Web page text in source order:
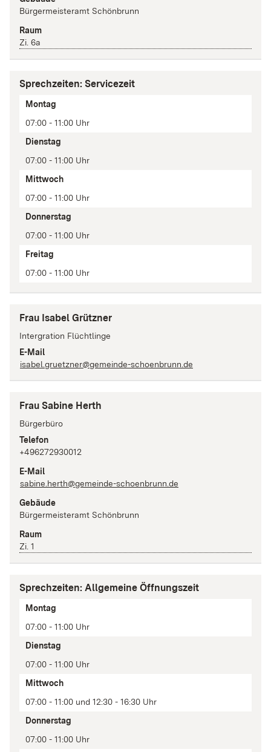
Bürgermeisteramt Schönbrunn
Raum
Zi. 6a
Sprechzeiten: Servicezeit
Tag
Zeit(en)
Anmerkung
Montag
07:00 - 11:00 Uhr
Dienstag
07:00 - 11:00 Uhr
Mittwoch
07:00 - 11:00 Uhr
Donnerstag
07:00 - 11:00 Uhr
Freitag
07:00 - 11:00 Uhr
Frau Isabel Grützner
Intergration Flüchtlinge
E-Mail
isabel.gruetzner@gemeinde-schoenbrunn.de
Frau Sabine Herth
Bürgerbüro
Telefon
+496272930012
E-Mail
sabine.herth@gemeinde-schoenbrunn.de
Gebäude
Bürgermeisteramt Schönbrunn
Raum
Zi. 1
Sprechzeiten: Allgemeine Öffnungszeit
Tag
Zeit(en)
Anmerkung
Montag
07:00 - 11:00 Uhr
Dienstag
07:00 - 11:00 Uhr
Mittwoch
07:00 - 11:00 und 12:30 - 16:30 Uhr
Donnerstag
07:00 - 11:00 Uhr